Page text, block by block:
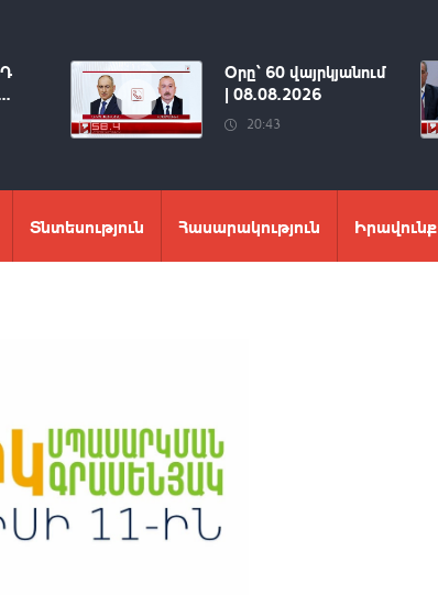
Օրը՝ 60 վայրկյանում
| 08.08.2026
20:43
Տնտեսություն Հասարակություն Իրավունք